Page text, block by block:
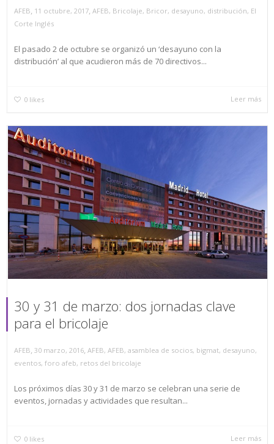
AFEB, 11 octubre, 2017, AFEB, Bricolaje, Bricor, desayuno, distribución, El
Corte Inglés
El pasado 2 de octubre se organizó un ‘desayuno con la
distribución’ al que acudieron más de 70 directivos...
0 likes Leer más
30 y 31 de marzo: dos jornadas clave
para el bricolaje
AFEB, 30 marzo, 2016, AFEB, AFEB, asamblea de socios, bigmat, desayuno,
eventos, foro afeb, retos del bricolaje
Los próximos días 30 y 31 de marzo se celebran una serie de
eventos, jornadas y actividades que resultan...
0 likes Leer más